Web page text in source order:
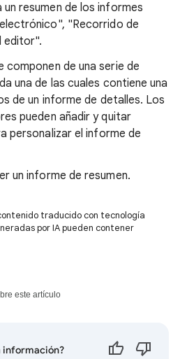
resumen de los informes
"Recorrido de
editor".
de una serie de
una de las cuales contiene una
de un informe de detalles. Los
pueden añadir y quitar
personalizar el informe de
un informe de resumen.
traducido con tecnología
por IA pueden contener
este artículo
información?